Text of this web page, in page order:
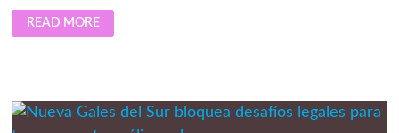
LLEGAN
LAS
PRIMERAS
ÚNICO
PARQUE
READ MORE